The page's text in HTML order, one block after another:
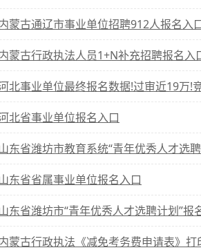
蒙古通辽市事业单位招聘912人报名入
蒙古行政执法人员1+N补充招聘报名入
北事业单位最终报名数据!过审近19万!
北省事业单位报名入口
东省潍坊市教育系统“青年优秀人才选
东省省属事业单位报名入口
东省潍坊市“青年优秀人才选聘计划”报
蒙古行政执法《减免考务费申请表》打